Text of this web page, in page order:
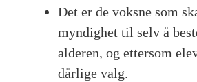
Det er de voksne som
myndighet til selv å
alderen, og ettersom
dårlige valg.